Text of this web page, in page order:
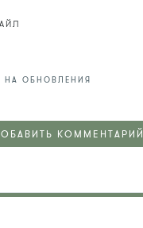
НА ОБНОВЛЕНИЯ
КОММЕНТАРИЙ